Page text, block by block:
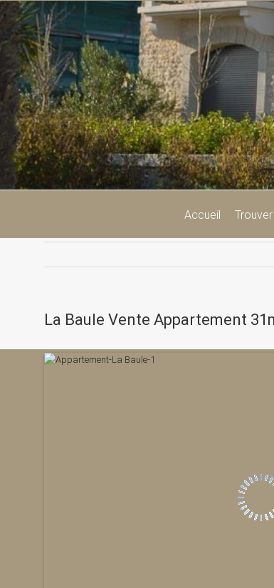
Passer
au
contenu
Accueil
La Baule Vente Appartement